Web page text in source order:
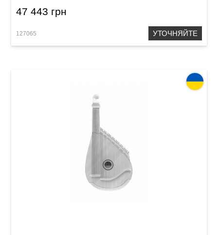
47 443 грн
127065 УТОЧНЯЙТЕ